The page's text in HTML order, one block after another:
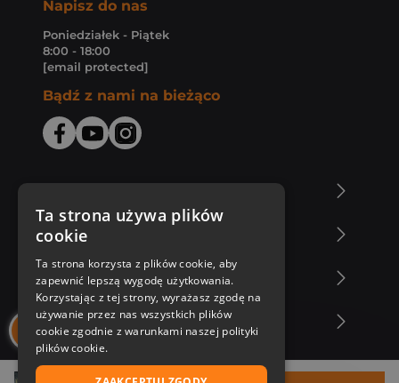
Napisz do nas
Poniedziałek - Piątek
8:00 - 18:00
[email protected]
Bądź z nami na bieżąco
Zakupy u nas
Nasza oferta
Nasi autorzy
Ta strona używa plików
cookie
Ta strona korzysta z plików cookie, aby
zapewnić lepszą wygodę użytkowania.
Korzystając z tej strony, wyrażasz zgodę na
używanie przez nas wszystkich plików
cookie zgodnie z warunkami naszej polityki
plików cookie.